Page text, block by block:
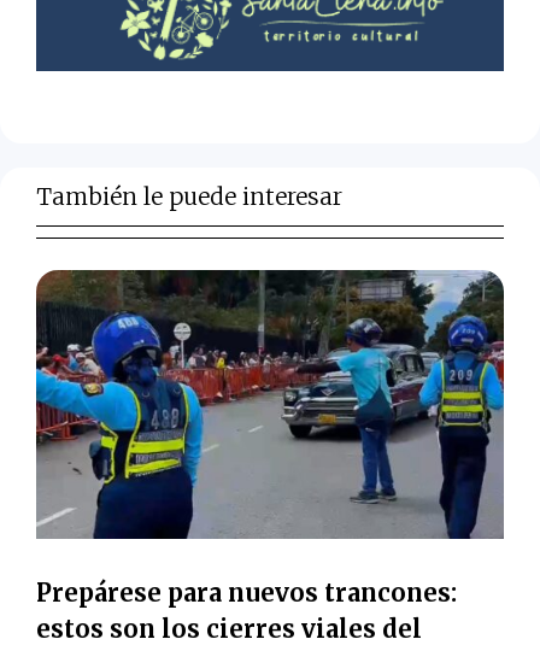
También le puede interesar
Prepárese para nuevos trancones:
estos son los cierres viales del